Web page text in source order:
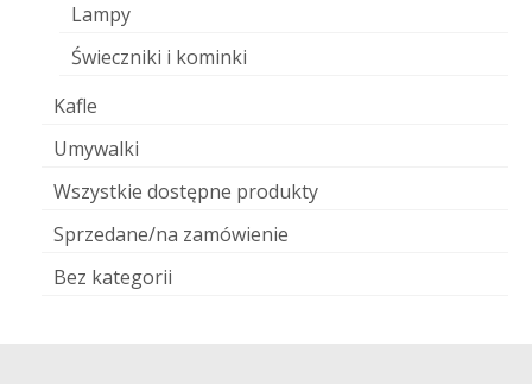
Lampy
Świeczniki i kominki
Kafle
Umywalki
Wszystkie dostępne produkty
Sprzedane/na zamówienie
Bez kategorii